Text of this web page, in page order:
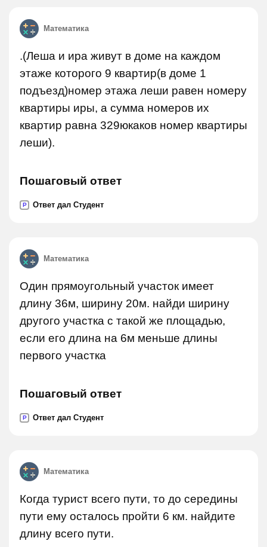
Математика
.(Леша и ира живут в доме на каждом
этаже которого 9 квартир(в доме 1
подъезд)номер этажа леши равен номеру
квартиры иры, а сумма номеров их
квартир равна 329юкаков номер квартиры
леши).
Пошаговый ответ
P Ответ дал Студент
Математика
Один прямоугольный участок имеет
длину 36м, ширину 20м. найди ширину
другого участка с такой же площадью,
если его длина на 6м меньше длины
первого участка
Пошаговый ответ
P Ответ дал Студент
Математика
Когда турист всего пути, то до середины
пути ему осталось пройти 6 км. найдите
длину всего пути.